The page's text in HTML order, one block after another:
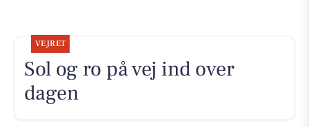
VEJRET
Sol og ro på vej ind over
dagen